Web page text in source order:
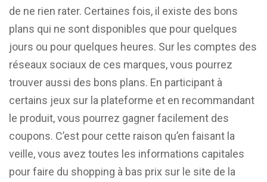
de ne rien rater. Certaines fois, il existe des bons
plans qui ne sont disponibles que pour quelques
jours ou pour quelques heures. Sur les comptes des
réseaux sociaux de ces marques, vous pourrez
trouver aussi des bons plans. En participant à
certains jeux sur la plateforme et en recommandant
le produit, vous pourrez gagner facilement des
coupons. C’est pour cette raison qu’en faisant la
veille, vous avez toutes les informations capitales
pour faire du shopping à bas prix sur le site de la